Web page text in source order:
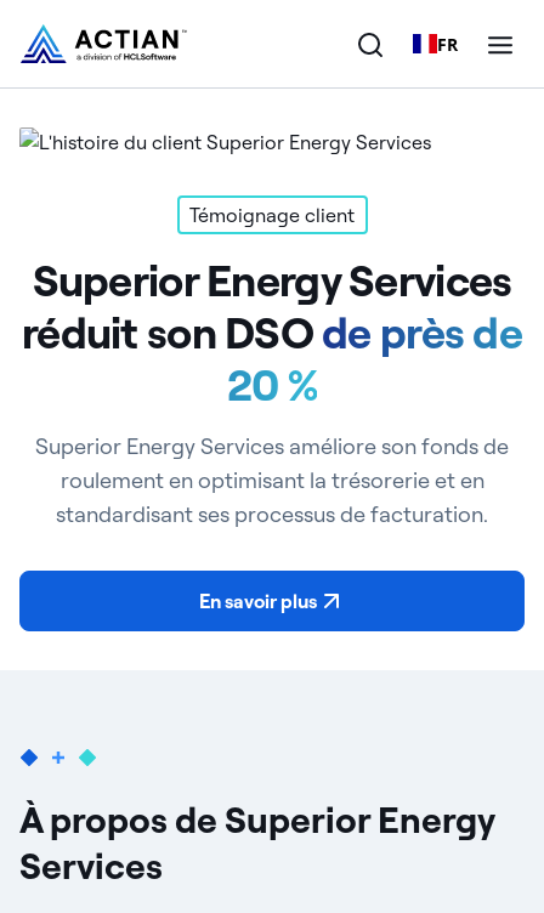
FR
Produits
Clients
Entreprise
Témoignage client
Superior Energy Services
réduit son DSOde près de
20 %
Superior Energy Services améliore son fonds de
roulement en optimisant la trésorerie et en
standardisant ses processus de facturation.
En savoir plus
À propos de Superior Energy
Services